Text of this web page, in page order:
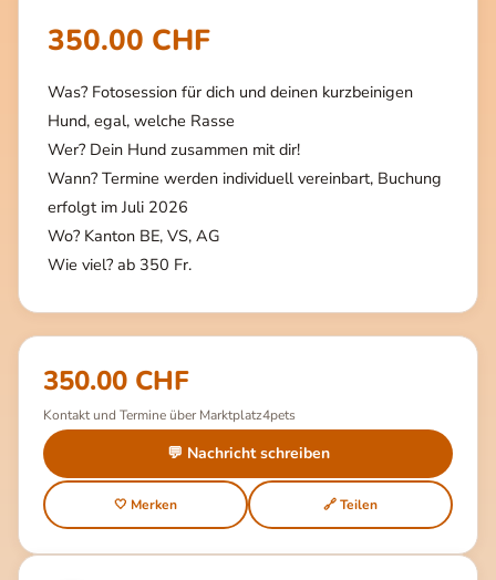
350.00 CHF
Was? Fotosession für dich und deinen kurzbeinigen
Hund, egal, welche Rasse
Wer? Dein Hund zusammen mit dir!
Wann? Termine werden individuell vereinbart, Buchung
erfolgt im Juli 2026
Wo? Kanton BE, VS, AG
Wie viel? ab 350 Fr.
350.00 CHF
Kontakt und Termine über Marktplatz4pets
💬 Nachricht schreiben
🤍 Merken 🔗 Teilen